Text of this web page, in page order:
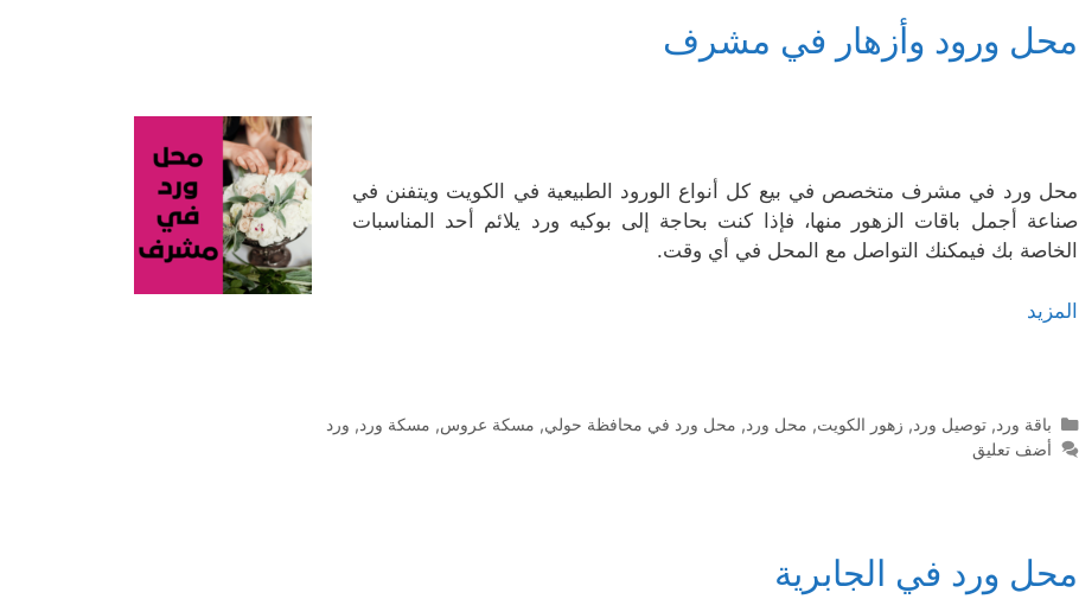
محل ورود وأزهار في مشرف
محل ورد في مشرف متخصص في بيع كل أنواع الورود الطبيعية في الكويت ويتفنن في
صناعة أجمل باقات الزهور منها، فإذا كنت بحاجة إلى بوكيه ورد يلائم أحد المناسبات
الخاصة بك فيمكنك التواصل مع المحل في أي وقت.
المزيد
التصنيفات
باقة ورد, توصيل ورد, زهور الكويت, محل ورد, محل ورد في محافظة حولي, مسكة عروس, مسكة ورد, ورد
أضف تعليق
محل ورد في الجابرية